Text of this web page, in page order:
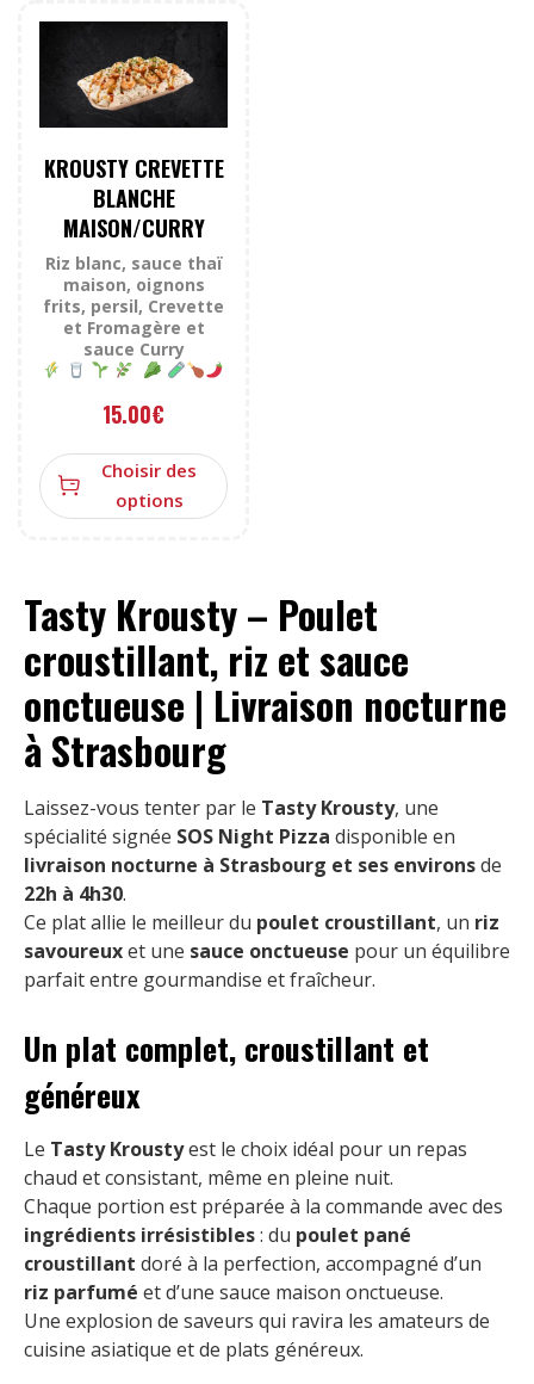
KROUSTY CREVETTE
BLANCHE
MAISON/CURRY
Riz blanc, sauce thaï
maison, oignons
frits, persil, Crevette
et Fromagère et
sauce Curry
15.00€
Choisir des
options
Tasty Krousty – Poulet
croustillant, riz et sauce
onctueuse | Livraison nocturne
à Strasbourg
Laissez-vous tenter par le Tasty Krousty, une
spécialité signée SOS Night Pizza disponible en
livraison nocturne à Strasbourg et ses environsde
22h à 4h30.
Ce plat allie le meilleur du poulet croustillant, un riz
savoureuxet une sauce onctueuse pour un équilibre
parfait entre gourmandise et fraîcheur.
Un plat complet, croustillant et
généreux
Le Tasty Kroustyest le choix idéal pour un repas
chaud et consistant, même en pleine nuit.
Chaque portion est préparée à la commande avec des
ingrédients irrésistibles: du poulet pané
croustillant doré à la perfection, accompagné d’un
riz parfumé et d’une sauce maison onctueuse.
Une explosion de saveurs qui ravira les amateurs de
cuisine asiatique et de plats généreux.